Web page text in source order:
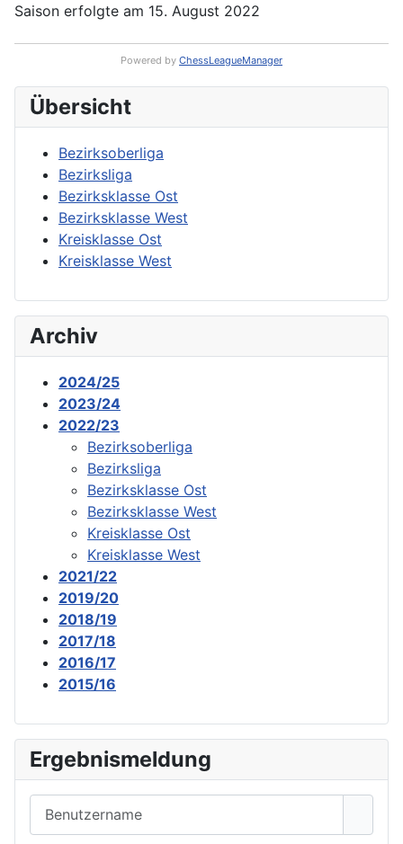
Übersicht
Bezirksoberliga
Bezirksliga
Bezirksklasse Ost
Bezirksklasse West
Kreisklasse Ost
Kreisklasse West
Archiv
2024/25
2023/24
2022/23
Bezirksoberliga
Bezirksliga
Bezirksklasse Ost
Bezirksklasse West
Kreisklasse Ost
Kreisklasse West
2021/22
2019/20
2018/19
2017/18
2016/17
2015/16
Ergebnismeldung
Saison erfolgte am 15. August 2022
Powered by ChessLeagueManager